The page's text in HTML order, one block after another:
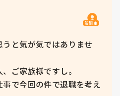
質問主
と気が気ではありませ
ご家族様ですし。
で今回の件で退職を考え